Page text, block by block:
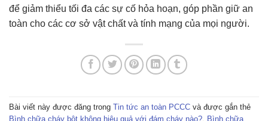
để giảm thiểu tối đa các sự cố hỏa hoạn, góp phần giữ an
toàn cho các cơ sở vật chất và tính mạng của mọi người.
Bài viết này được đăng trong Tin tức an toàn PCCC và được gắn thẻ
Bình chữa cháy bột không hiệu quả với đám cháy nào? Bình chữa